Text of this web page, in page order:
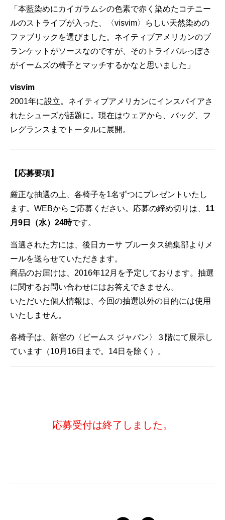
「本藍染めにカイガラムシの色素で赤く染めたコチニー
ルのストライプが入った、〈visvim〉らしい天然染めの
ファブリックを選びました。ネイティブアメリカンのブ
ランケットがソースなのですが、そのトライバルっぽさ
がイームズの椅子とマッチするかなと思いました」
visvim
2001年に設立。ネイティブアメリカンにインスパイアさ
れたシューズが話題に。現在はウェアから、バッグ、フ
レグランスまでトータルに展開。
【応募要項】
厳正な抽選の上、各椅子を1名ずつにプレゼントいたし
ます。WEBからご応募ください。応募の締め切りは、 11
月9日（水）24時です。
当選された方には、後日カーサ ブルータス編集部よりメ
ールを送らせていただきます。
商品のお届けは、2016年12月を予定しております。抽選
に関するお問い合わせにはお答えできません。
いただいた個人情報は、今回の抽選以外の目的には使用
いたしません。
各椅子は、新宿の〈ビームス ジャパン〉３階にて展示し
ています（10月16日まで。14日を除く）。
応募受付は終了しました。